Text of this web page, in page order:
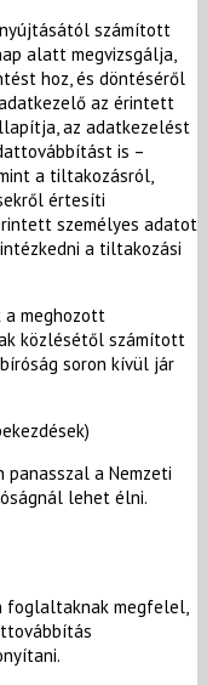
számított
alatt megvizsgálja,
hoz, és döntéséről
az érintett
az adatkezelést
is –
a tiltakozásról,
értesíti
személyes adatot
a tiltakozási
a meghozott
közlésétől számított
soron kívül jár
a Nemzeti
lehet élni.
foglaltaknak megfelel,